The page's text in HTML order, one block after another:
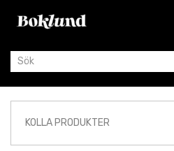
KOLLA PRODUKTER